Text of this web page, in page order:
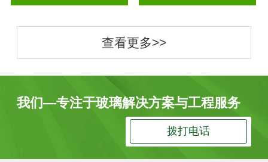
查看更多>>
我们—专注于玻璃解决方案与工程服务
拨打电话